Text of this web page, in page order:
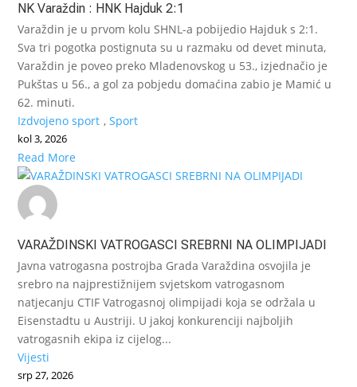
NK Varaždin : HNK Hajduk 2:1
Varaždin je u prvom kolu SHNL-a pobijedio Hajduk s 2:1.
Sva tri pogotka postignuta su u razmaku od devet minuta,
Varaždin je poveo preko Mladenovskog u 53., izjednačio je
Pukštas u 56., a gol za pobjedu domaćina zabio je Mamić u
62. minuti.
Izdvojeno sport ,Sport
kol 3, 2026
Read More
VARAŽDINSKI VATROGASCI SREBRNI NA OLIMPIJADI
Javna vatrogasna postrojba Grada Varaždina osvojila je
srebro na najprestižnijem svjetskom vatrogasnom
natjecanju CTIF Vatrogasnoj olimpijadi koja se održala u
Eisenstadtu u Austriji. U jakoj konkurenciji najboljih
vatrogasnih ekipa iz cijelog...
Vijesti
srp 27, 2026